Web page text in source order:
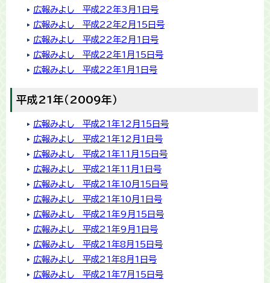
広報みよし 平成22年3月1日号
広報みよし 平成22年2月15日号
広報みよし 平成22年2月1日号
広報みよし 平成22年1月15日号
広報みよし 平成22年1月1日号
平成21年（2009年）
広報みよし 平成21年12月15日号
広報みよし 平成21年12月1日号
広報みよし 平成21年11月15日号
広報みよし 平成21年11月1日号
広報みよし 平成21年10月15日号
広報みよし 平成21年10月1日号
広報みよし 平成21年9月15日号
広報みよし 平成21年9月1日号
広報みよし 平成21年8月15日号
広報みよし 平成21年8月1日号
広報みよし 平成21年7月15日号